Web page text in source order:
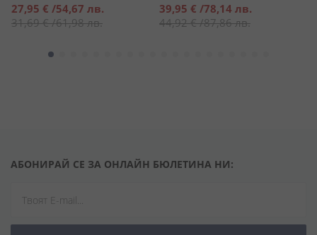
Специална
цена
27,95 € /54,67 лв.
31,69 €/61,98 лв.
Специална
цена
39,95 € /78,14 лв.
44,92 €/87,86 лв.
АБОНИРАЙ СЕ ЗА ОНЛАЙН БЮЛЕТИНА НИ: